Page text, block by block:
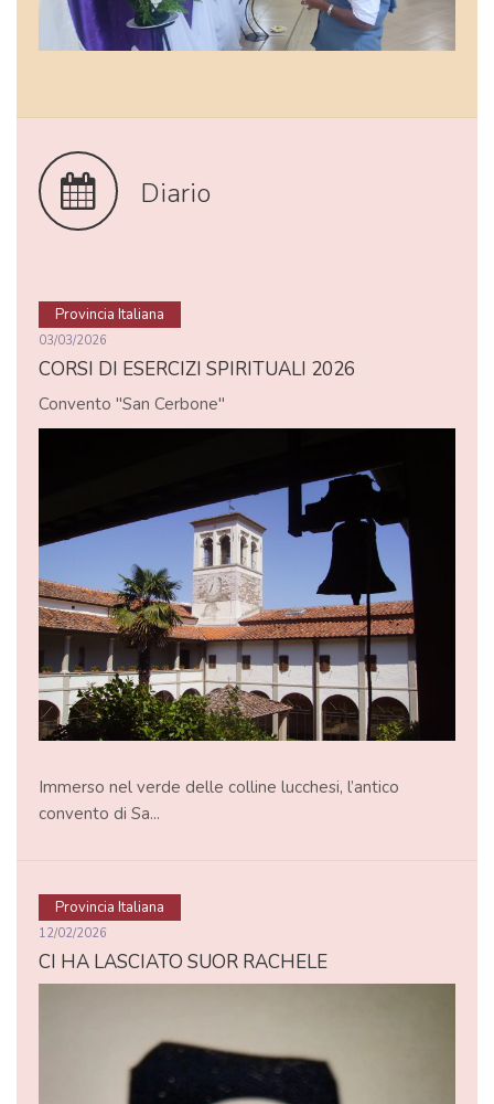
Diario
Provincia Italiana
03/03/2026
CORSI DI ESERCIZI SPIRITUALI 2026
Convento "San Cerbone"
Immerso nel verde delle colline lucchesi, l’antico
convento di Sa...
Provincia Italiana
12/02/2026
CI HA LASCIATO SUOR RACHELE